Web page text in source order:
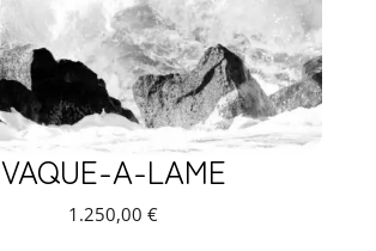
VAQUE-A-LAME
1.250,00€